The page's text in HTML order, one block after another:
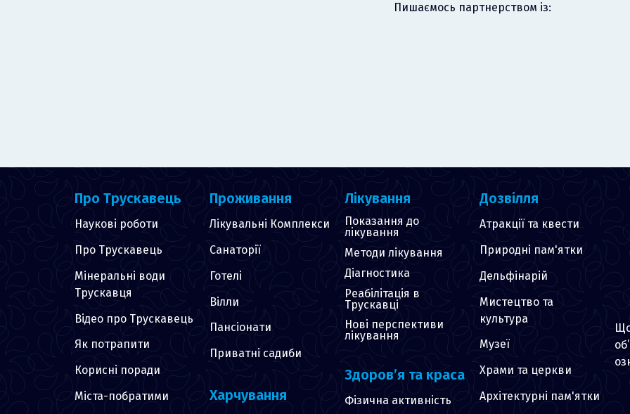
Пишаємось партнерством із:
Про Трускавець
Наукові роботи
Про Трускавець
Мінеральні води
Трускавця
Відео про Трускавець
Як потрапити
Корисні поради
Міста-побратими
Проживання
Лікувальні Комплекси
Санаторії
Готелі
Вілли
Пансіонати
Приватні садиби
Харчування
Лікування
Показання до
лікування
Методи лікування
Діагностика
Реабілітація в
Трускавці
Нові перспективи
лікування
Здоров’я та краса
Фізична активність
Дозвілля
Атракції та квести
Природні пам'ятки
Дельфінарій
Мистецтво та
культура
Музеї
Храми та церкви
Архітектурні пам'ятки